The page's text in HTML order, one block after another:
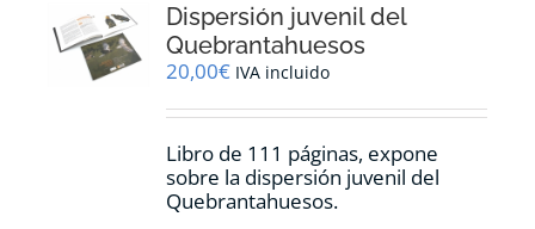
Dispersión juvenil del
Quebrantahuesos
20,00€ IVA incluido
Libro de 111 páginas, expone
sobre la dispersión juvenil del
Quebrantahuesos.